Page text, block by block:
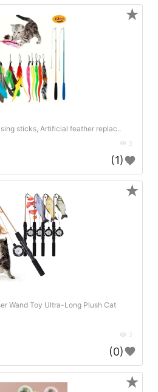
sticks, Artificial feather replac..
3
(1)
★
Wand Toy Ultra-Long Plush Cat
3
(0)
★
★